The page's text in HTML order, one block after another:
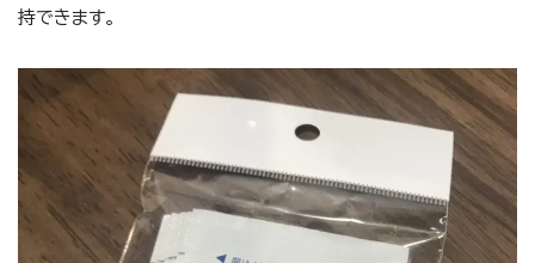
持できます。